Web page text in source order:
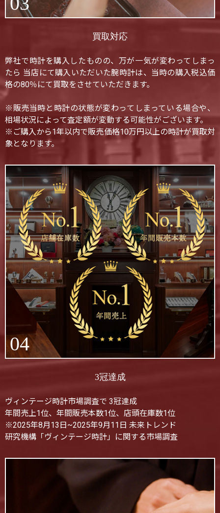
買取対応
弊社で時計を購入したものの、万が一気が変わってしまっ
たら 当店にて購入いただいた腕時計は、当時の購入税込価
格の80％にて買取をさせていただきます。
※販売当時と時計の状態が変わってしまっている場合や、
相場状況によって査定額が変動する可能性がございます。
※ご購入から1年以内で販売価格10万円以上の時計が買取対
象となります。
04
3冠達成
ヴィンテージ時計市場調査で 3冠達成
年間売上1位、年間販売本数1位、店頭在庫数1位
※2025年8月13日~2025年9月11日 未来トレンド
研究機構「ヴィンテージ時計」に関する市場調査